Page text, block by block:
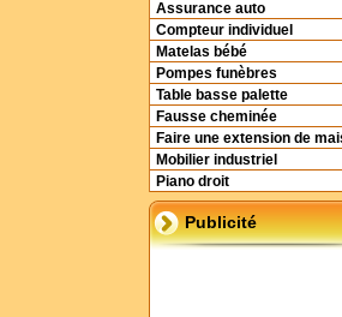
Assurance auto
Compteur individuel
Matelas bébé
Pompes funèbres
Table basse palette
Fausse cheminée
Faire une extension de
Mobilier industriel
Piano droit
Publicité